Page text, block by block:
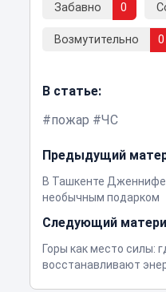
Забавно 0
Возмутительно 0
В статье:
пожар
ЧС
Предыдущий
В Ташкенте
необычным подарком
Следующий
Горы как место силы:
восстанавливают